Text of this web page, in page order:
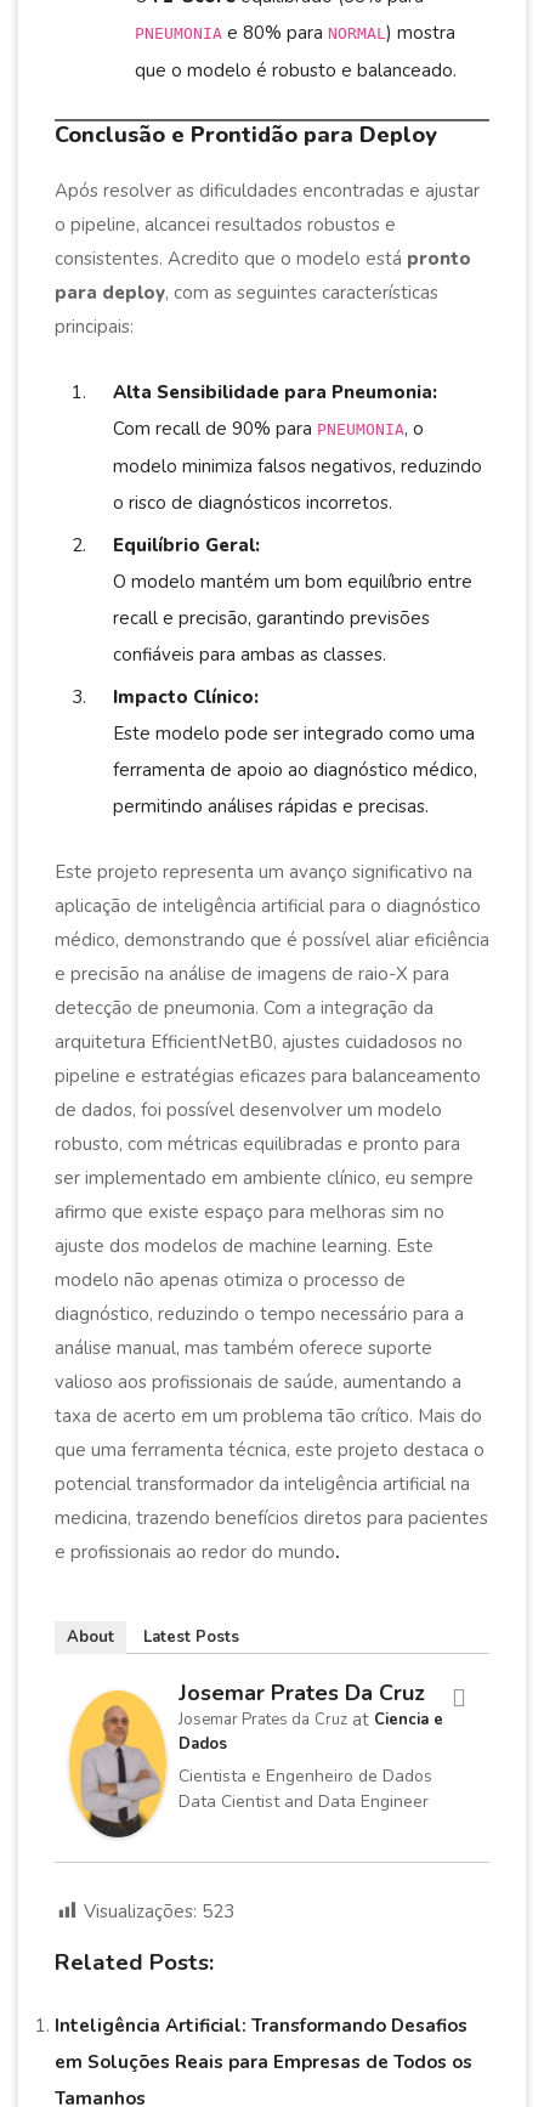
PNEUMONIA e 80% para NORMAL) mostra
que o modelo é robusto e balanceado.
Conclusão e Prontidão para Deploy
Após resolver as dificuldades encontradas e ajustar
o pipeline, alcancei resultados robustos e
consistentes. Acredito que o modelo está pronto
para deploy, com as seguintes características
principais:
Alta Sensibilidade para Pneumonia:
Com recall de 90% para PNEUMONIA, o
modelo minimiza falsos negativos, reduzindo
o risco de diagnósticos incorretos.
Equilíbrio Geral:
O modelo mantém um bom equilíbrio entre
recall e precisão, garantindo previsões
confiáveis para ambas as classes.
Impacto Clínico:
Este modelo pode ser integrado como uma
ferramenta de apoio ao diagnóstico médico,
permitindo análises rápidas e precisas.
Este projeto representa um avanço significativo na
aplicação de inteligência artificial para o diagnóstico
médico, demonstrando que é possível aliar eficiência
e precisão na análise de imagens de raio-X para
detecção de pneumonia. Com a integração da
arquitetura EfficientNetB0, ajustes cuidadosos no
pipeline e estratégias eficazes para balanceamento
de dados, foi possível desenvolver um modelo
robusto, com métricas equilibradas e pronto para
ser implementado em ambiente clínico, eu sempre
afirmo que existe espaço para melhoras sim no
ajuste dos modelos de machine learning. Este
modelo não apenas otimiza o processo de
diagnóstico, reduzindo o tempo necessário para a
análise manual, mas também oferece suporte
valioso aos profissionais de saúde, aumentando a
taxa de acerto em um problema tão crítico. Mais do
que uma ferramenta técnica, este projeto destaca o
potencial transformador da inteligência artificial na
medicina, trazendo benefícios diretos para pacientes
e profissionais ao redor do mundo.
About Latest Posts
Josemar Prates Da Cruz
Josemar Prates da Cruzat Ciencia e
Dados
Cientista e Engenheiro de Dados
Data Cientist and Data Engineer
Visualizações: 523
Related Posts:
Inteligência Artificial: Transformando Desafios
em Soluções Reais para Empresas de Todos os
Tamanhos